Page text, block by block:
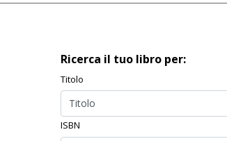
Ricerca il tuo libro per:
Titolo
ISBN